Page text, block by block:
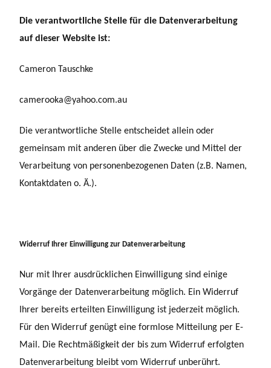
Die verantwortliche Stelle für die Datenverarbeitung
auf dieser Website ist:
Cameron Tauschke
camerooka@yahoo.com.au
Die verantwortliche Stelle entscheidet allein oder
gemeinsam mit anderen über die Zwecke und Mittel der
Verarbeitung von personenbezogenen Daten (z.B. Namen,
Kontaktdaten o. Ä.).
Widerruf Ihrer Einwilligung zur Datenverarbeitung
Nur mit Ihrer ausdrücklichen Einwilligung sind einige
Vorgänge der Datenverarbeitung möglich. Ein Widerruf
Ihrer bereits erteilten Einwilligung ist jederzeit möglich.
Für den Widerruf genügt eine formlose Mitteilung per E-
Mail. Die Rechtmäßigkeit der bis zum Widerruf erfolgten
Datenverarbeitung bleibt vom Widerruf unberührt.